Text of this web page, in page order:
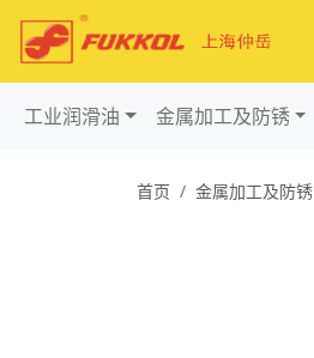
工业润滑油 金属加工及防锈
首页 金属加工及防锈